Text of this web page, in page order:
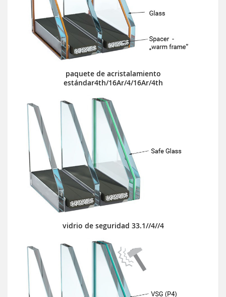
paquete de acristalamiento
estándar4th/16Ar/4/16Ar/4th
vidrio de seguridad 33.1//4//4